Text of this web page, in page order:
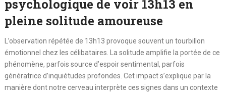
psychologique de voir 13h13 en
pleine solitude amoureuse
L’observation répétée de 13h13 provoque souvent un tourbillon
émotionnel chez les célibataires. La solitude amplifie la portée de ce
phénomène, parfois source d’espoir sentimental, parfois
génératrice d’inquiétudes profondes. Cet impact s’explique par la
manière dont notre cerveau interprète ces signes dans un contexte